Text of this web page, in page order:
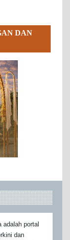
DAN
adalah portal
dan